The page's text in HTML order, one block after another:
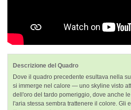
Descrizione del Quadro
Dove il quadro precedente esultava nella
si immerge nel calore — uno skyline visto
dell'oro del tardo pomeriggio, dove anche
l'aria stessa sembra trattenere il colore. Gli